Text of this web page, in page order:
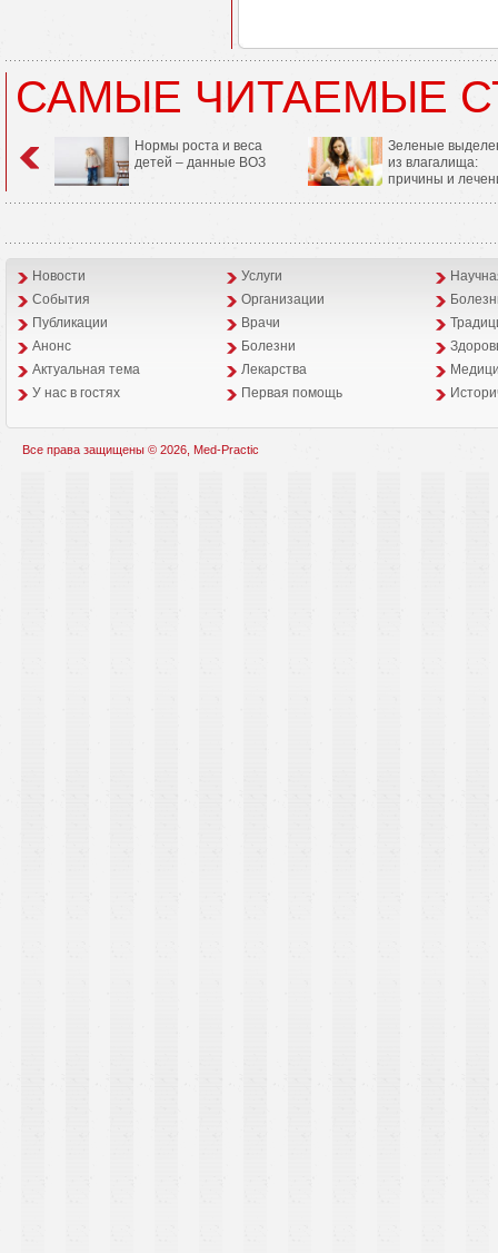
САМЫЕ ЧИТАЕМЫЕ
Нормы роста и веса
детей – данные ВОЗ
Зеленые
из влагалища:
причины и
Новости Услуги
События
Организации
Публикации
Врачи
Анонс
Болезни
Aктуальная тема
Лекарства
У нас в гостях
Первая помощь
Все права защищены © 2026, Med-Practic